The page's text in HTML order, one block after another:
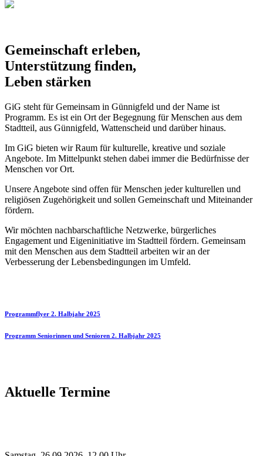
Gemeinschaft erleben,
Unterstützung finden,
Leben stärken
GiG steht für Gemeinsam in Günnigfeld und der Name ist
Programm. Es ist ein Ort der Begegnung für Menschen aus dem
Stadtteil, aus Günnigfeld, Wattenscheid und darüber hinaus.
Im GiG bieten wir Raum für kulturelle, kreative und soziale
Angebote. Im Mittelpunkt stehen dabei immer die Bedürfnisse der
Menschen vor Ort.
Unsere Angebote sind offen für Menschen jeder kulturellen und
religiösen Zugehörigkeit und sollen Gemeinschaft und Miteinander
fördern.
Wir möchten nachbarschaftliche Netzwerke, bürgerliches
Engagement und Eigeninitiative im Stadtteil fördern. Gemeinsam
mit den Menschen aus dem Stadtteil arbeiten wir an der
Verbesserung der Lebensbedingungen im Umfeld.
Programmflyer 2. Halbjahr 2025
Programm Seniorinnen und Senioren 2. Halbjahr 2025
Aktuelle Termine